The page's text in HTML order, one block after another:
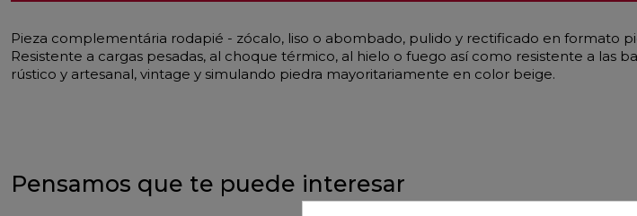
Pieza complementária rodapié - zócalo, liso o abombado, pulido y rectificado en formato
Resistente a cargas pesadas, al choque térmico, al hielo o fuego así como resistente a las
rústico y artesanal, vintage y simulando piedra mayoritariamente en color beige.
Pensamos que te puede interesar